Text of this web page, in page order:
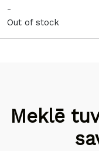
-
Out of stock
Meklē